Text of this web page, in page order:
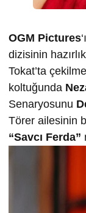
OGM Pictures
dizisinin
Tokat’ta
koltuğunda
Senaryosunu
Törer ailesinin
“Savcı Ferda”